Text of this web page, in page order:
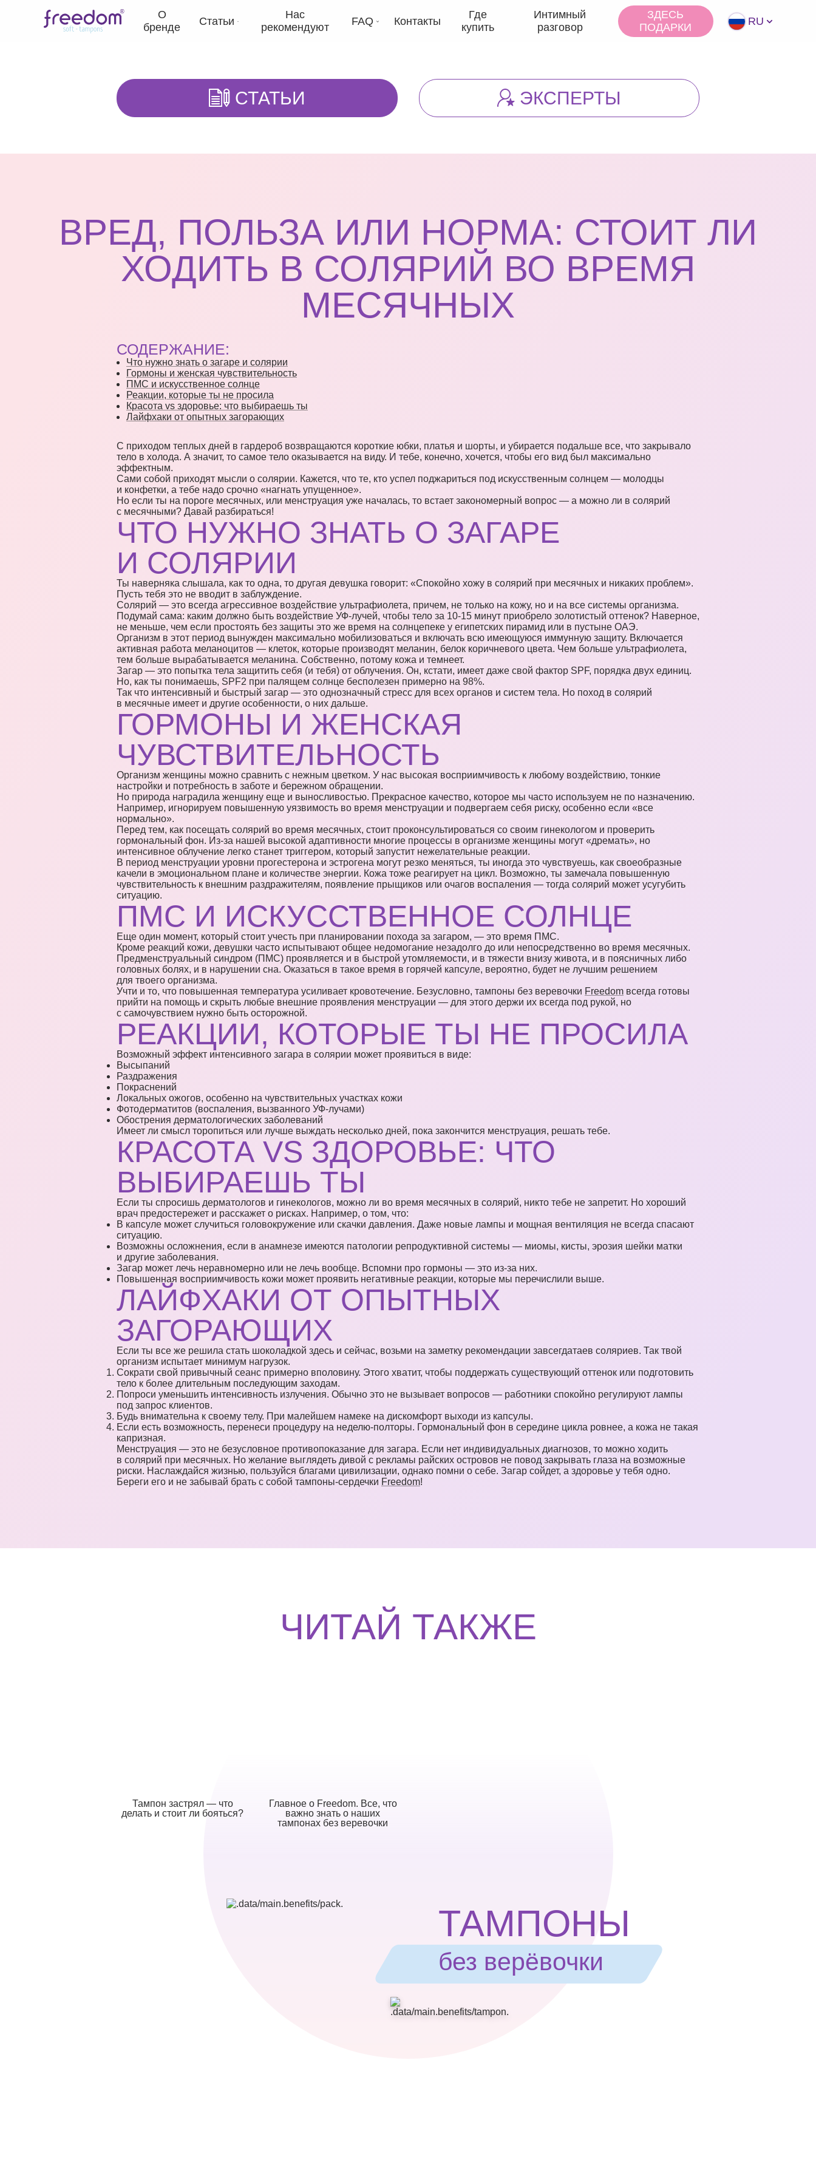
О
бренде
Статьи
Нас
рекомендуют
FAQ Контакты
Где
купить
Интимный
разговор
ЗДЕСЬ
ПОДАРКИ
RU
СТАТЬИ ЭКCПЕРТЫ
ВРЕД, ПОЛЬЗА ИЛИ НОРМА: СТОИТ ЛИ
ХОДИТЬ В СОЛЯРИЙ ВО ВРЕМЯ
МЕСЯЧНЫХ
СОДЕРЖАНИЕ:
Что нужно знать о загаре и солярии
Гормоны и женская чувствительность
ПМС и искусственное солнце
Реакции, которые ты не просила
Красота vs здоровье: что выбираешь ты
Лайфхаки от опытных загорающих
С приходом теплых дней в гардероб возвращаются короткие юбки, платья и шорты, и убирается подальше все, что закрывало
тело в холода. А значит, то самое тело оказывается на виду. И тебе, конечно, хочется, чтобы его вид был максимально
эффектным.
Сами собой приходят мысли о солярии. Кажется, что те, кто успел поджариться под искусственным солнцем — молодцы
и конфетки, а тебе надо срочно «нагнать упущенное».
Но если ты на пороге месячных, или менструация уже началась, то встает закономерный вопрос — а можно ли в солярий
с месячными? Давай разбираться!
ЧТО НУЖНО ЗНАТЬ О ЗАГАРЕ
И СОЛЯРИИ
Ты наверняка слышала, как то одна, то другая девушка говорит: «Спокойно хожу в солярий при месячных и никаких проблем».
Пусть тебя это не вводит в заблуждение.
Солярий — это всегда агрессивное воздействие ультрафиолета, причем, не только на кожу, но и на все системы организма.
Подумай сама: каким должно быть воздействие УФ-лучей, чтобы тело за 10-15 минут приобрело золотистый оттенок? Наверное,
не меньше, чем если простоять без защиты это же время на солнцепеке у египетских пирамид или в пустыне ОАЭ.
Организм в этот период вынужден максимально мобилизоваться и включать всю имеющуюся иммунную защиту. Включается
активная работа меланоцитов — клеток, которые производят меланин, белок коричневого цвета. Чем больше ультрафиолета,
тем больше вырабатывается меланина. Собственно, потому кожа и темнеет.
Загар — это попытка тела защитить себя (и тебя) от облучения. Он, кстати, имеет даже свой фактор SPF, порядка двух единиц.
Но, как ты понимаешь, SPF2 при палящем солнце бесполезен примерно на 98%.
Так что интенсивный и быстрый загар — это однозначный стресс для всех органов и систем тела. Но поход в солярий
в месячные имеет и другие особенности, о них дальше.
ГОРМОНЫ И ЖЕНСКАЯ
ЧУВСТВИТЕЛЬНОСТЬ
Организм женщины можно сравнить с нежным цветком. У нас высокая восприимчивость к любому воздействию, тонкие
настройки и потребность в заботе и бережном обращении.
Но природа наградила женщину еще и выносливостью. Прекрасное качество, которое мы часто используем не по назначению.
Например, игнорируем повышенную уязвимость во время менструации и подвергаем себя риску, особенно если «все
нормально».
Перед тем, как посещать солярий во время месячных, стоит проконсультироваться со своим гинекологом и проверить
гормональный фон. Из-за нашей высокой адаптивности многие процессы в организме женщины могут «дремать», но
интенсивное облучение легко станет триггером, который запустит нежелательные реакции.
В период менструации уровни прогестерона и эстрогена могут резко меняться, ты иногда это чувствуешь, как своеобразные
качели в эмоциональном плане и количестве энергии. Кожа тоже реагирует на цикл. Возможно, ты замечала повышенную
чувствительность к внешним раздражителям, появление прыщиков или очагов воспаления — тогда солярий может усугубить
ситуацию.
ПМС И ИСКУССТВЕННОЕ СОЛНЦЕ
Еще один момент, который стоит учесть при планировании похода за загаром, — это время ПМС.
Кроме реакций кожи, девушки часто испытывают общее недомогание незадолго до или непосредственно во время месячных.
Предменструальный синдром (ПМС) проявляется и в быстрой утомляемости, и в тяжести внизу живота, и в поясничных либо
головных болях, и в нарушении сна. Оказаться в такое время в горячей капсуле, вероятно, будет не лучшим решением
для твоего организма.
Учти и то, что повышенная температура усиливает кровотечение. Безусловно, тампоны без веревочки Freedom всегда готовы
прийти на помощь и скрыть любые внешние проявления менструации — для этого держи их всегда под рукой, но
с самочувствием нужно быть осторожной.
РЕАКЦИИ, КОТОРЫЕ ТЫ НЕ ПРОСИЛА
Возможный эффект интенсивного загара в солярии может проявиться в виде:
Высыпаний
Раздражения
Покраснений
Локальных ожогов, особенно на чувствительных участках кожи
Фотодерматитов (воспаления, вызванного УФ-лучами)
Обострения дерматологических заболеваний
Имеет ли смысл торопиться или лучше выждать несколько дней, пока закончится менструация, решать тебе.
КРАСОТА VS ЗДОРОВЬЕ: ЧТО
ВЫБИРАЕШЬ ТЫ
Если ты спросишь дерматологов и гинекологов, можно ли во время месячных в солярий, никто тебе не запретит. Но хороший
врач предостережет и расскажет о рисках. Например, о том, что:
В капсуле может случиться головокружение или скачки давления. Даже новые лампы и мощная вентиляция не всегда спасают
ситуацию.
Возможны осложнения, если в анамнезе имеются патологии репродуктивной системы — миомы, кисты, эрозия шейки матки
и другие заболевания.
Загар может лечь неравномерно или не лечь вообще. Вспомни про гормоны — это из-за них.
Повышенная восприимчивость кожи может проявить негативные реакции, которые мы перечислили выше.
ЛАЙФХАКИ ОТ ОПЫТНЫХ
ЗАГОРАЮЩИХ
Если ты все же решила стать шоколадкой здесь и сейчас, возьми на заметку рекомендации завсегдатаев соляриев. Так твой
организм испытает минимум нагрузок.
Сократи свой привычный сеанс примерно вполовину. Этого хватит, чтобы поддержать существующий оттенок или подготовить
тело к более длительным последующим заходам.
Попроси уменьшить интенсивность излучения. Обычно это не вызывает вопросов — работники спокойно регулируют лампы
под запрос клиентов.
Будь внимательна к своему телу. При малейшем намеке на дискомфорт выходи из капсулы.
Если есть возможность, перенеси процедуру на неделю-полторы. Гормональный фон в середине цикла ровнее, а кожа не такая
капризная.
Менструация — это не безусловное противопоказание для загара. Если нет индивидуальных диагнозов, то можно ходить
в солярий при месячных. Но желание выглядеть дивой с рекламы райских островов не повод закрывать глаза на возможные
риски. Наслаждайся жизнью, пользуйся благами цивилизации, однако помни о себе. Загар сойдет, а здоровье у тебя одно.
Береги его и не забывай брать с собой тампоны-сердечки Freedom!
ЧИТАЙ ТАКЖЕ
Тампон застрял — что
делать и стоит ли бояться?
Главное о Freedom. Все, что
важно знать о наших
тампонах без веревочки
ТАМПОНЫ
без верёвочки